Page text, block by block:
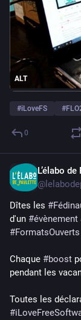
ALT
#iLoveFS #
0
L’élabo
@
Dîtes les #
d'un #évènement
#FormatsOuverts
Chaque #boost
pendant les
#